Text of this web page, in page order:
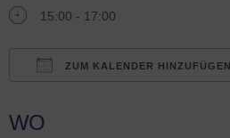
15:00 - 17:00
ZUM KALENDER HINZUFÜGEN
WO